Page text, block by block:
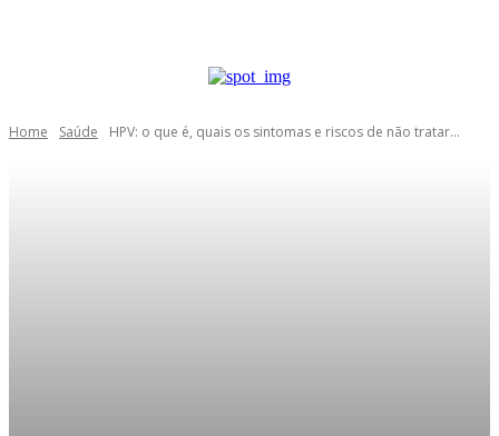
Home Saúde HPV: o que é, quais os sintomas e riscos de não tratar...